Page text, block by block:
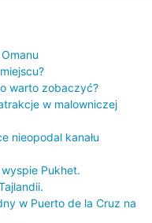
warto zobaczyć?
w malowniczej
nieopodal kanału
Pukhet.
w Puerto de la Cruz na